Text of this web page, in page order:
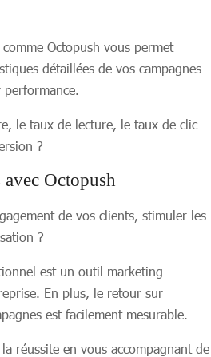
Octopush vous permet
détaillées de vos campagnes
le taux de lecture, le taux de clic
?
Octopush
de vos clients, stimuler les
?
est un outil marketing
En plus, le retour sur
est facilement mesurable.
réussite en vous accompagnant de